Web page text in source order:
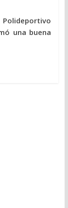
Polideportivo
una buena